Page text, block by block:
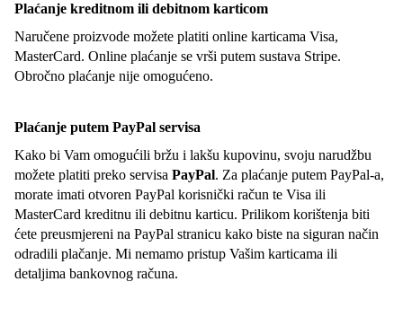
Plaćanje kreditnom ili debitnom karticom
Naručene proizvode možete platiti online karticama Visa,
MasterCard. Online plaćanje se vrši putem sustava Stripe.
Obročno plaćanje nije omogućeno.
Plaćanje putem PayPal servisa
Kako bi Vam omogućili bržu i lakšu kupovinu, svoju narudžbu
možete platiti preko servisa PayPal. Za plaćanje putem PayPal-a,
morate imati otvoren PayPal korisnički račun te Visa ili
MasterCard kreditnu ili debitnu karticu. Prilikom korištenja biti
ćete preusmjereni na PayPal stranicu kako biste na siguran način
odradili plačanje. Mi nemamo pristup Vašim karticama ili
detaljima bankovnog računa.